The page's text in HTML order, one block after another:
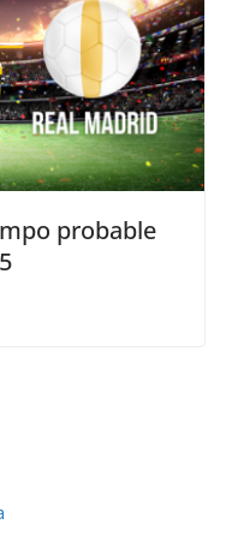
probable